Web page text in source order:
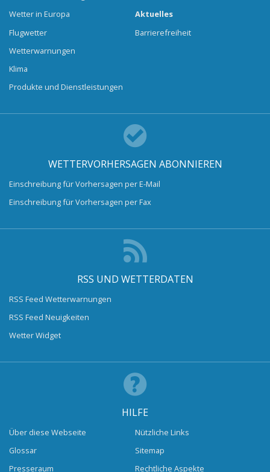
Wetter in Europa
Flugwetter
Wetterwarnungen
Klima
Produkte und Dienstleistungen
Aktuelles
Barrierefreiheit
WETTERVORHERSAGEN ABONNIEREN
Einschreibung für Vorhersagen per E-Mail
Einschreibung für Vorhersagen per Fax
RSS UND WETTERDATEN
RSS Feed Wetterwarnungen
RSS Feed Neuigkeiten
Wetter Widget
HILFE
Über diese Webseite
Glossar
Presseraum
Nützliche Links
Sitemap
Rechtliche Aspekte